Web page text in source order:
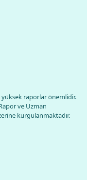
yüksek raporlar önemlidir.
ve Uzman
kurgulanmaktadır.